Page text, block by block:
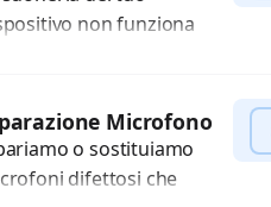
non funziona
Risolviamo problemi
e componenti...
Microfono
o sostituiamo
difettosi che